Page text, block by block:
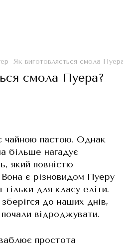
Як виготовляється смола
смола Пуера?
чайною пастою. Однак
більше нагадує
який повністю
Вона є різновидом Пуеру
тільки для класу еліти.
до наших днів,
відроджувати.
простота